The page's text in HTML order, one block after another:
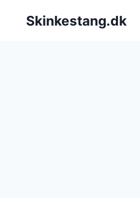
Skinkestang.dk